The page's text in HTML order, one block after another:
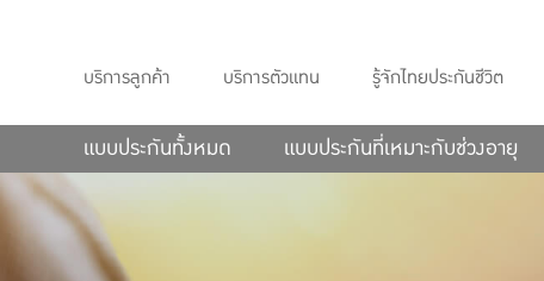
บริการลูกค้า บริการตัวแทน รู้จักไทยประกันชีวิต
แบบประกันทั้งหมด แบบประกันที่เหมาะกับช่วงอายุ